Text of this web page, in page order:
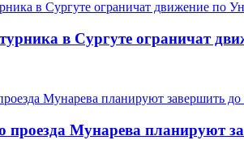
в Сургуте ограничат
проезда Мунарева планируют